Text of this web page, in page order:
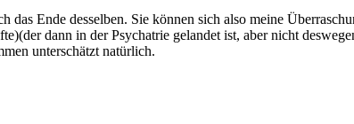
Ende desselben. Sie können sich also meine
dann in der Psychatrie gelandet ist, aber nicht
unterschätzt natürlich.